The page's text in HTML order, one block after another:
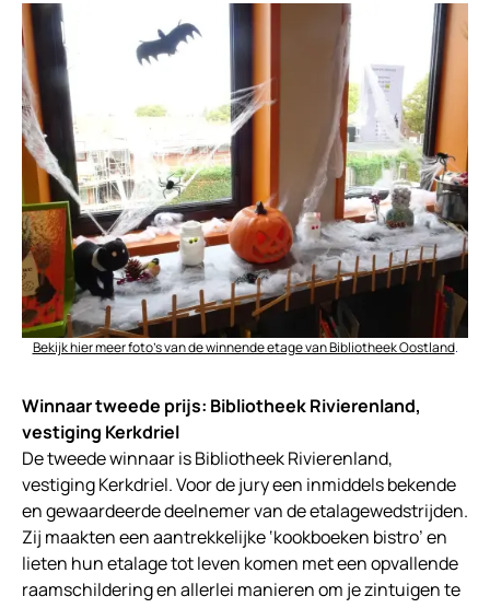
Bekijk hier meer foto’s van de winnende etage van Bibliotheek Oostland.
Winnaar tweede prijs: Bibliotheek Rivierenland,
vestiging Kerkdriel
De tweede winnaar is Bibliotheek Rivierenland,
vestiging Kerkdriel. Voor de jury een inmiddels bekende
en gewaardeerde deelnemer van de etalagewedstrijden.
Zij maakten een aantrekkelijke ‘kookboeken bistro’ en
lieten hun etalage tot leven komen met een opvallende
raamschildering en allerlei manieren om je zintuigen te